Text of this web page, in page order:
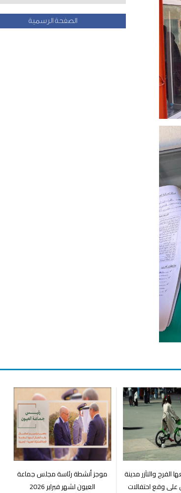
الصفحة الرسمية
الفرح والتآزر مدينة
وقع احتفالات
موجز أنشطة رئاسة مجلس جماعة
العيون لشهر فبراير 2026